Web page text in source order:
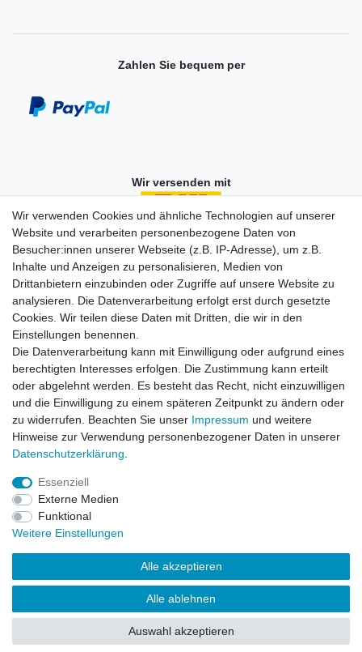
Zahlen Sie bequem per
Wir versenden mit
Einkaufen
Zahlungsarten
Versandarten & -kosten
Widerrufsrecht
Warenkorb
Zur Kasse
Vertrag widerrufen
Mein Konto
Registrieren
Unternehmen
Kontakt
AGB
Wir verwenden Cookies und ähnliche Technologien auf unserer
Website und verarbeiten personenbezogene Daten von
Besucher:innen unserer Webseite (z.B. IP-Adresse), um z.B.
Inhalte und Anzeigen zu personalisieren, Medien von
Drittanbietern einzubinden oder Zugriffe auf unsere Website zu
analysieren. Die Datenverarbeitung erfolgt erst durch gesetzte
Cookies. Wir teilen diese Daten mit Dritten, die wir in den
Einstellungen benennen.
Die Datenverarbeitung kann mit Einwilligung oder aufgrund eines
berechtigten Interesses erfolgen. Die Zustimmung kann erteilt
oder abgelehnt werden. Es besteht das Recht, nicht einzuwilligen
und die Einwilligung zu einem späteren Zeitpunkt zu ändern oder
zu widerrufen. Beachten Sie unser Impressum und weitere
Hinweise zur Verwendung personenbezogener Daten in unserer
Daten­schutz­erklärung
Essenziell
Externe Medien
Funktional
Weitere Einstellungen
Alle akzeptieren
Alle ablehnen
Auswahl akzeptieren